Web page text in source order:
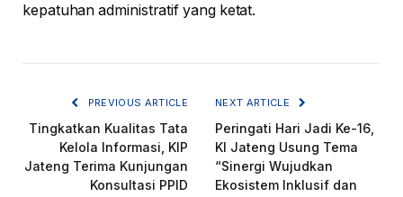
kepatuhan administratif yang ketat.
PREVIOUS ARTICLE
Tingkatkan Kualitas Tata
Kelola Informasi, KIP
Jateng Terima Kunjungan
Konsultasi PPID
NEXT ARTICLE
Peringati Hari Jadi Ke-16,
KI Jateng Usung Tema
“Sinergi Wujudkan
Ekosistem Inklusif dan